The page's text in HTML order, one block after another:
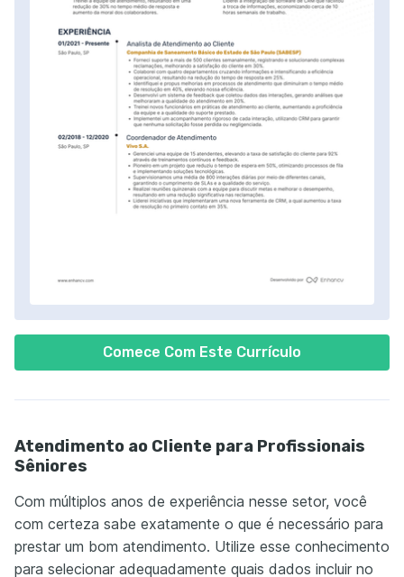
Comece Com Este Currículo
Atendimento ao Cliente para Profissionais
Sêniores
Com múltiplos anos de experiência nesse setor, você
com certeza sabe exatamente o que é necessário para
prestar um bom atendimento. Utilize esse conhecimento
para selecionar adequadamente quais dados incluir no